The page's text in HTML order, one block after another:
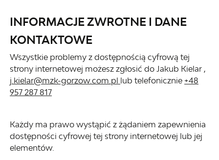
INFORMACJE ZWROTNE I DANE
KONTAKTOWE
Wszystkie problemy z dostępnością cyfrową tej
strony internetowej możesz zgłosić do Jakub Kielar ,
j.kielar@mzk-gorzow.com.pl lub telefonicznie +48
957 287 817
Każdy ma prawo wystąpić z żądaniem zapewnienia
dostępności cyfrowej tej strony internetowej lub jej
elementów.